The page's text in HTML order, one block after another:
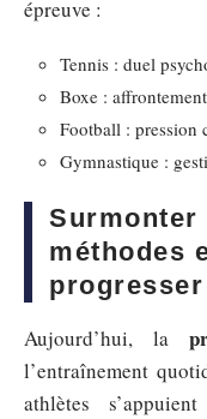
épreuve :
Tennis : duel
Boxe :
Football : pression
Gymnastique :
Surmonter
méthodes
progresser
Aujourd’hui, la
l’entraînement
athlètes